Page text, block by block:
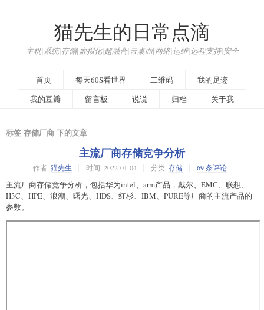
猫先生的日常点滴
主机|系统|存储|虚拟化|超融合|云桌面|网络|运维|远程支持|安全
首页 每天60S看世界 二维码
我的足迹
我的豆瓣
留言板 说说 归档 关于我
标签 存储厂商 下的文章
主流厂商存储竞争分析
作者: 猫先生 时间: 2022-01-04 分类: 存储 69 条评论
主流厂商存储竞争分析，包括华为intel、arm产品，戴尔、EMC、联想、
H3C、HPE、浪潮、曙光、HDS、红杉、IBM、PURE等厂商的主流产品的
参数。